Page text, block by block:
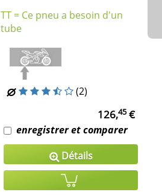
TT = Ce pneu a besoin d'un
tube
(2)
126,45€
enregistrer et comparer
Détails